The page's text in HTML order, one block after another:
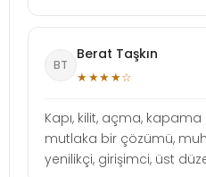
BT
Berat Taşkın
★★★★☆
Kapı, kilit, açma,
mutlaka bir çözümü,
yenilikçi, girişimci, üst